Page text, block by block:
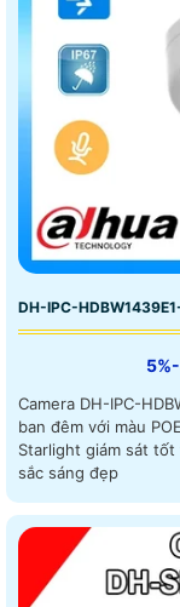
DH-IPC-
Camera DH-IPC-
ban đêm với màu POE không
Starlight giám sát
sắc sáng đẹp